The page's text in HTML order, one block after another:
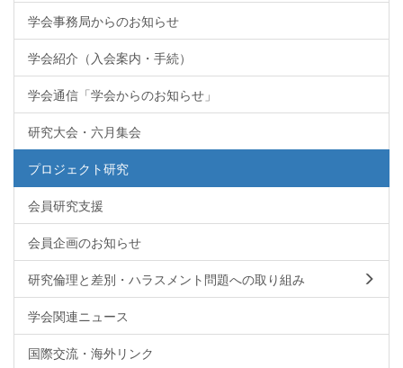
学会事務局からのお知らせ
学会紹介（入会案内・手続）
学会通信「学会からのお知らせ」
研究大会・六月集会
プロジェクト研究
会員研究支援
会員企画のお知らせ
研究倫理と差別・ハラスメント問題への取り組み
学会関連ニュース
国際交流・海外リンク